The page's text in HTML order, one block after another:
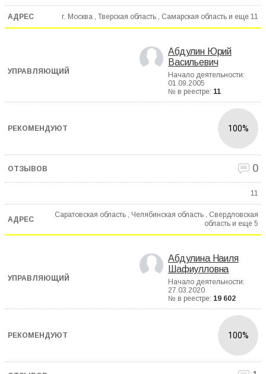
г. Москва , Тверская область , Самарская область и еще 11
Абдулин Юрий
Васильевич
Начало деятельности:
01.09.2005
№ в реестре: 11
100%
0
11
Саратовская область , Челябинская область , Свердловская
область и еще 5
Абдулина Наиля
Шафиулловна
Начало деятельности:
27.03.2020
№ в реестре: 19 602
100%